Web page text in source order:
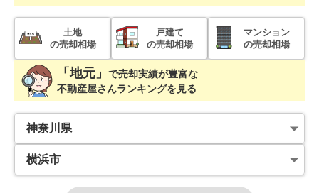
土地
の売却相場
戸建て
の売却相場
マンション
の売却相場
「地元」 で売却実績が豊富な
不動産屋さんランキングを見る